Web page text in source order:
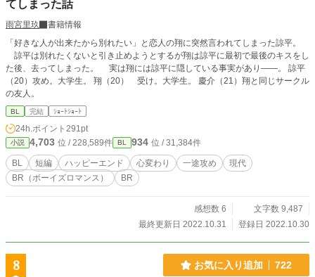
てしまった話
雨宮里玖
書籍情報
「好きな人が出来たから別れたい」と恋人の翔に突然言われてしまった諒平。
諒平は別れたくないと引き止めようとするが翔は諒平に最初で最後のキスをし
た後、去ってしまった。 実は翔には諒平に隠している事実があり——。 諒平
（20）攻め。大学生。 翔（20） 受け。大学生。 慶介（21）翔と同じサークル
の友人。
BL 完結 ｼｮｰﾄｼｮｰﾄ
24h.ポイント 291pt
小説 4,703 位 / 228,589件 BL 934 位 / 31,384件
BL 短編 ハッピーエンド 心変わり 一途攻め
現代
BR（ボーイズロマンス）
BR
感想数 6
文字数 9,487
最終更新日 2022.10.31
登録日 2022.10.30
8 お気に入り追加 722